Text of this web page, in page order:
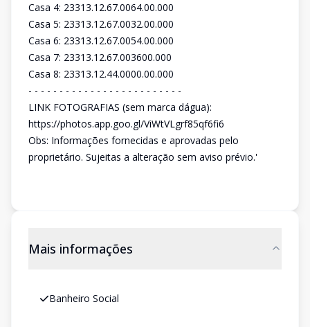
Casa 4: 23313.12.67.0064.00.000
Casa 5: 23313.12.67.0032.00.000
Casa 6: 23313.12.67.0054.00.000
Casa 7: 23313.12.67.003600.000
Casa 8: 23313.12.44.0000.00.000
- - - - - - - - - - - - - - - - - - - - - - - - -
LINK FOTOGRAFIAS (sem marca dágua):
https://photos.app.goo.gl/ViWtVLgrf85qf6fi6
Obs: Informações fornecidas e aprovadas pelo
proprietário. Sujeitas a alteração sem aviso prévio.'
Mais informações
Banheiro Social